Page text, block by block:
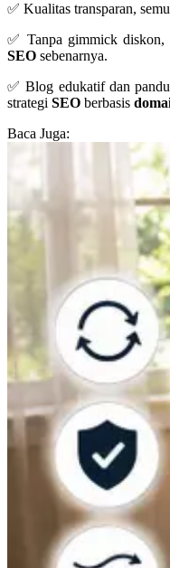
✅ Kualitas transparan,
✅ Tanpa gimmick diskon,
SEO sebenarnya.
✅ Blog edukatif dan
strategi SEO berbasis
Baca Juga: